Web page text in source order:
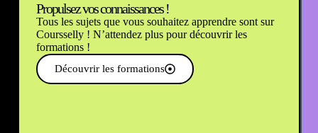
Propulsez vos connaissances !
Tous les sujets que vous souhaitez apprendre sont sur
Coursselly ! N’attendez plus pour découvrir les
formations !
Découvrir les formations